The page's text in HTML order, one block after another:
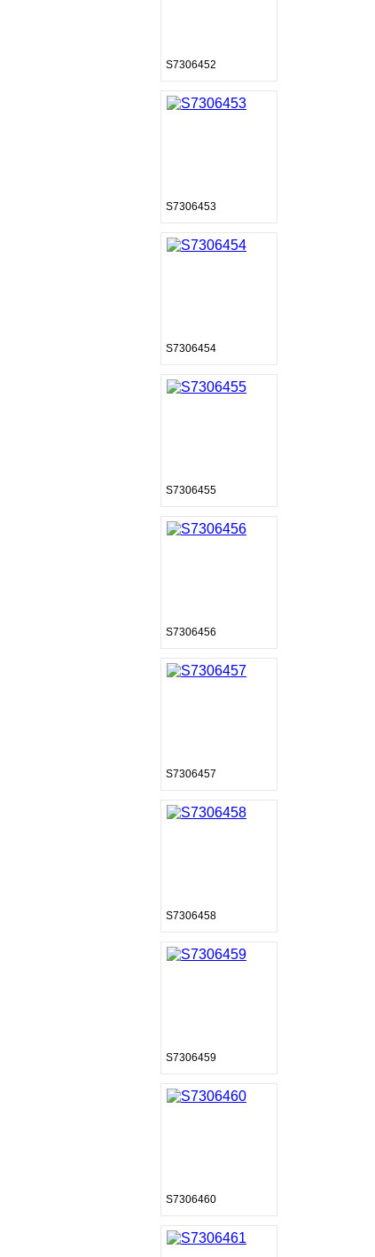
S7306452
S7306453
S7306454
S7306455
S7306456
S7306457
S7306458
S7306459
S7306460